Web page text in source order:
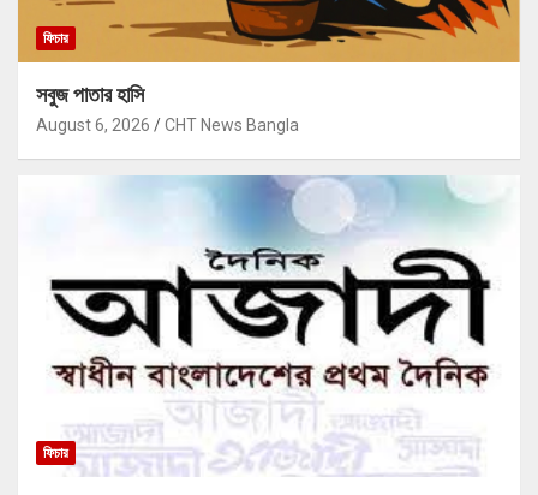
ফিচার
সবুজ পাতার হাসি
August 6, 2026 CHT News Bangla
ফিচার